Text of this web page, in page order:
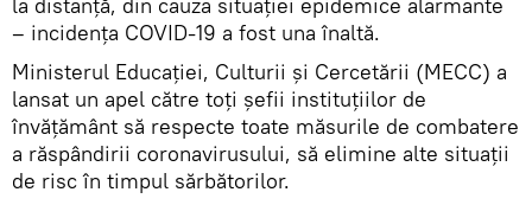
la distanță, din cauza situației epidemice alarmante
– incidența COVID-19 a fost una înaltă.
Ministerul Educației, Culturii și Cercetării (MECC) a
lansat un apel către toți șefii instituțiilor de
învățământ să respecte toate măsurile de combatere
a răspândirii coronavirusului, să elimine alte situații
de risc în timpul sărbătorilor.